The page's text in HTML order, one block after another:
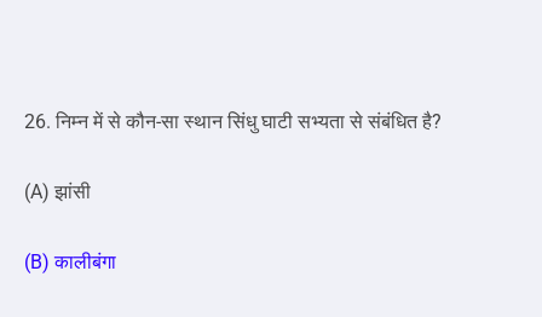
26. निम्न में से कौन-सा स्थान सिंधु घाटी सभ्यता से संबंधित है?
(A) झांसी
(B) कालीबंगा